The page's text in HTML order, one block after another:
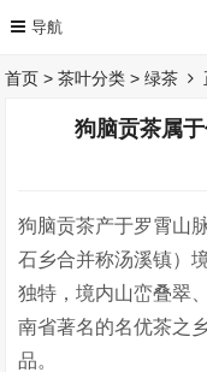
首页 >茶叶分类 >绿茶
狗脑贡茶属
狗脑贡茶产于罗霄山
石乡合并称汤溪镇）
独特，境内山峦叠翠
南省著名的名优茶之
品。